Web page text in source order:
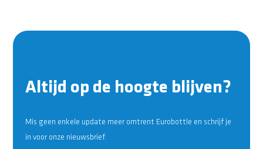
Altijd op de hoogte blijven?
Mis geen enkele update meer omtrent Eurobottle en schrijf je
in voor onze nieuwsbrief.